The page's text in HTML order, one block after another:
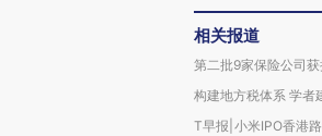
相关报道
第二批9家保险公司
构建地方税体系 学者
T早报|小米IPO香港